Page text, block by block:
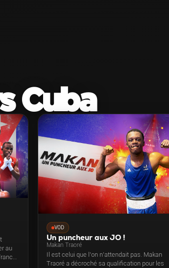
Cuba
au
VOD
Un puncheur aux JO !
Makan Traoré
Il est celui que l’on n’attendait pas. Makan
Traoré a décroché sa qualification pour les